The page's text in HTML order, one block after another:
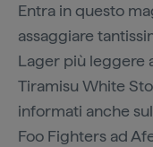
Entra in questo
assaggiare
Lager più leggere
Tiramisu White
informati anche
Foo Fighters ad